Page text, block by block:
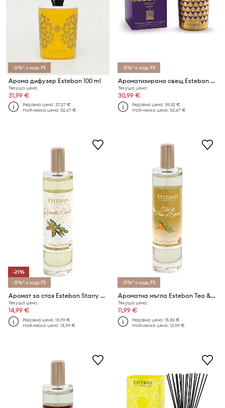
-5%* с код: FS
Арома дифузер Esteban 100 ml
Текуща цена:
31,99 €
Редовна цена:37,27 €
Най-ниска цена:32,67 €
-5%* с код: FS
Ароматизирана свещ Esteban Figue noire 180 g
Текуща цена:
30,99 €
Редовна цена:39,32 €
Най-ниска цена:32,67 €
-21%
-5%* с код: FS
Аромат за стая Esteban Starry Vanilla 75 ml
Текуща цена:
14,99 €
Редовна цена:18,99 €
Най-ниска цена:18,99 €
-5%* с код: FS
Ароматна мъгла Esteban Tea & Gingerbread Christmas Edition 75 ml
Текуща цена:
11,99 €
Редовна цена:18,36 €
Най-ниска цена:12,99 €